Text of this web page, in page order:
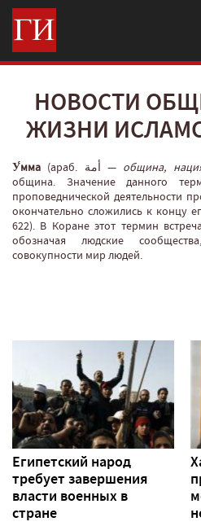
НОВОСТИ
ЖИЗНИ
У́мма (араб. أمة‎‎ — община,
община. Значение данного
проповеднической деятельности
окончательно сложились к концу
622). В Коране этот термин
обозначая людские
совокупности мир людей.
Египетский народ
требует завершения
власти военных в
стране